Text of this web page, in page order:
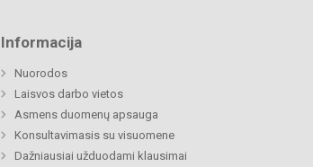
Informacija
Nuorodos
Laisvos darbo vietos
Asmens duomenų apsauga
Konsultavimasis su visuomene
Dažniausiai užduodami klausimai